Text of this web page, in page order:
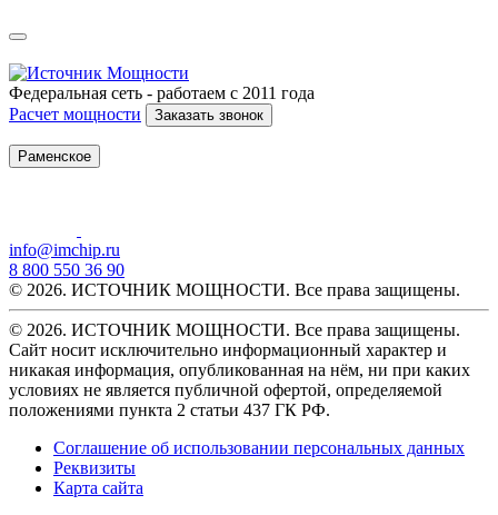
Федеральная сеть - работаем с 2011 года
Расчет мощности
Заказать звонок
Раменское
info@imchip.ru
8 800 550 36 90
© 2026. ИСТОЧНИК МОЩНОСТИ. Все права защищены.
© 2026. ИСТОЧНИК МОЩНОСТИ. Все права защищены.
Сайт носит исключительно информационный характер и
никакая информация, опубликованная на нём, ни при каких
условиях не является публичной офертой, определяемой
положениями пункта 2 статьи 437 ГК РФ.
Соглашение об использовании персональных данных
Реквизиты
Карта сайта